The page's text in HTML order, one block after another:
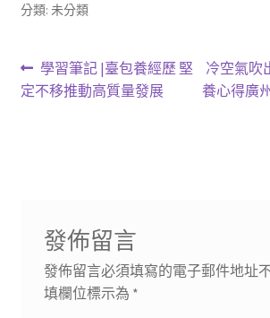
分類: 未分類
文
章
上
一
學習筆記 |臺包養經歷 堅
定不移推動高質量發展
下
一
冷空氣吹
養心得廣
發佈留言
發佈留言必須填寫的電子郵件地址
填欄位標示為 *